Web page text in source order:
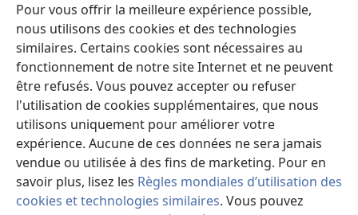
Pour vous offrir la meilleure expérience possible,
nous utilisons des cookies et des technologies
similaires. Certains cookies sont nécessaires au
fonctionnement de notre site Internet et ne peuvent
être refusés. Vous pouvez accepter ou refuser
l'utilisation de cookies supplémentaires, que nous
utilisons uniquement pour améliorer votre
expérience. Aucune de ces données ne sera jamais
vendue ou utilisée à des fins de marketing. Pour en
savoir plus, lisez les Règles mondiales d’utilisation des
cookies et technologies similaires. Vous pouvez
(ouvre
une
nouvelle
fenêtre)
Bibliothèque en ligne
(ouvre
une
nouvelle
fenêtre)
JW Hub®
(ouvre
une
nouvelle
fenêtre)
JW Library
Watchtower Library